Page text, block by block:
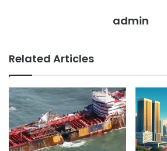
admin
Related Articles